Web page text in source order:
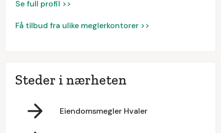
Se full profil >>
Få tilbud fra ulike meglerkontorer >>
Steder i nærheten
Eiendomsmegler Hvaler